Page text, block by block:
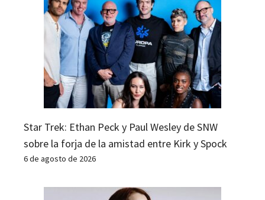
Star Trek: Ethan Peck y Paul Wesley de SNW
sobre la forja de la amistad entre Kirk y Spock
6 de agosto de 2026